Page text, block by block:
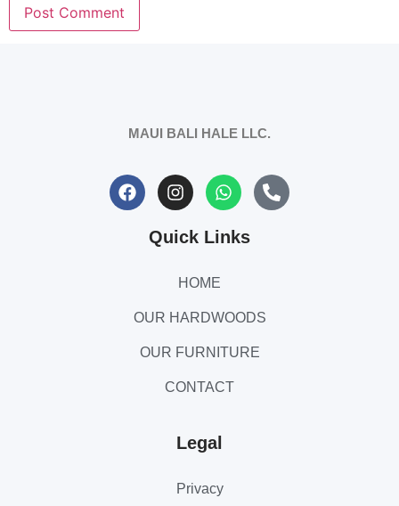
MAUI BALI HALE LLC.
Quick Links
HOME
OUR HARDWOODS
OUR FURNITURE
CONTACT
Legal
Privacy